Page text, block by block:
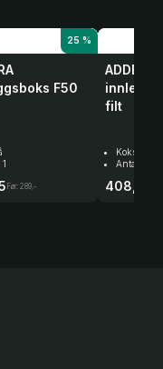
25 %
F50
Før: 289,-
ADDERA
filt
Koksgrå
Antall 1
408,-